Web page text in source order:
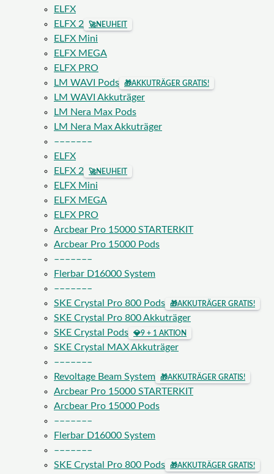
ELFX
ELFX 2
🚀NEUHEIT
ELFX Mini
ELFX MEGA
ELFX PRO
LM WAVI Pods
🎁AKKUTRÄGER GRATIS!
LM WAVI Akkuträger
LM Nera Max Pods
LM Nera Max Akkuträger
–––––––
ELFX
ELFX 2
🚀NEUHEIT
ELFX Mini
ELFX MEGA
ELFX PRO
Arcbear Pro 15000 STARTERKIT
Arcbear Pro 15000 Pods
–––––––
Flerbar D16000 System
–––––––
SKE Crystal Pro 800 Pods
🎁AKKUTRÄGER GRATIS!
SKE Crystal Pro 800 Akkuträger
SKE Crystal Pods
💎9 + 1 AKTION
SKE Crystal MAX Akkuträger
–––––––
Revoltage Beam System
🎁AKKUTRÄGER GRATIS!
Arcbear Pro 15000 STARTERKIT
Arcbear Pro 15000 Pods
–––––––
Flerbar D16000 System
–––––––
SKE Crystal Pro 800 Pods
🎁AKKUTRÄGER GRATIS!